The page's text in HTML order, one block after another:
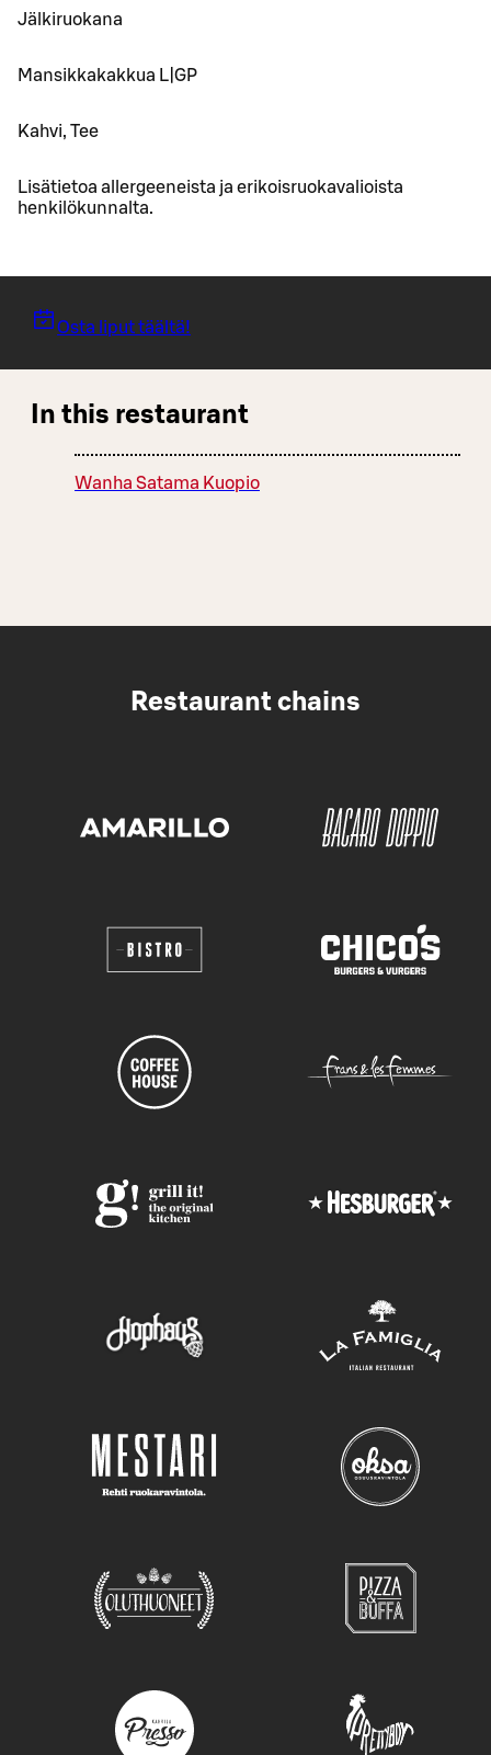
Jälkiruokana
Mansikkakakkua L|GP
Kahvi, Tee
Lisätietoa allergeeneista ja erikoisruokavalioista
henkilökunnalta.
Osta liput täältä!
In this restaurant
Wanha Satama Kuopio
Restaurant chains